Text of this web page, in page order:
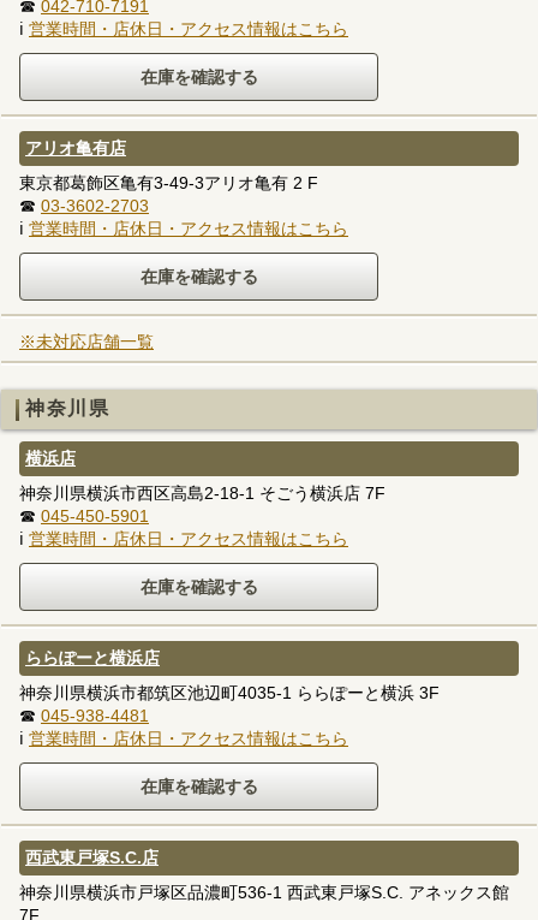
☎ 042-710-7191
ℹ 営業時間・店休日・アクセス情報はこちら
アリオ亀有店
東京都葛飾区亀有3-49-3アリオ亀有 2 F
☎ 03-3602-2703
ℹ 営業時間・店休日・アクセス情報はこちら
※未対応店舗一覧
神奈川県
横浜店
神奈川県横浜市西区高島2-18-1 そごう横浜店 7F
☎ 045-450-5901
ℹ 営業時間・店休日・アクセス情報はこちら
ららぽーと横浜店
神奈川県横浜市都筑区池辺町4035-1 ららぽーと横浜 3F
☎ 045-938-4481
ℹ 営業時間・店休日・アクセス情報はこちら
西武東戸塚S.C.店
神奈川県横浜市戸塚区品濃町536-1 西武東戸塚S.C. アネックス館
7F